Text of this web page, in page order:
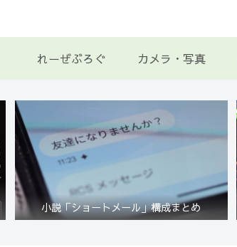
れーぜぶろぐ カメラ・写真
小説「ショートメール」構成まとめ